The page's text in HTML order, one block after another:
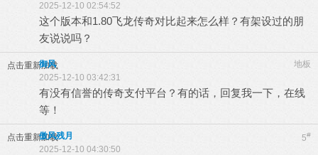
2025-12-10 02:54:52
这个版本和1.80飞龙传奇对比起来怎么样？有架设过的朋
友说说吗？
点击重新加载 地板
御风
2025-12-10 03:42:31
有没有信誉的传奇支付平台？有的话，回复我一下，在线
等！
点击重新加载 5#
傲风残月
2025-12-10 04:30:50